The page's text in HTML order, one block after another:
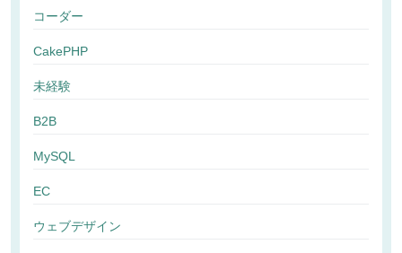
コーダー
CakePHP
未経験
B2B
MySQL
EC
ウェブデザイン